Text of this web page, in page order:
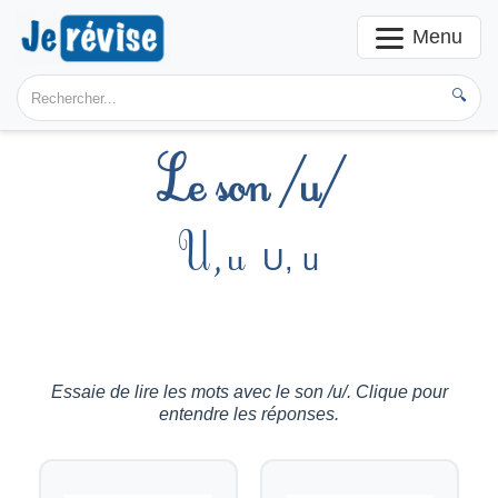
Menu
🔍
Le son /u/
U, u U, u
Essaie de lire les mots avec le son /u/. Clique pour
entendre les réponses.